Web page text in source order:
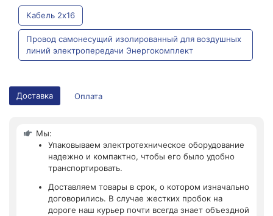
Кабель 2x16
Провод самонесущий изолированный для воздушных
линий электропередачи Энергокомплект
Доставка Оплата
Мы:
Упаковываем электротехническое оборудование
надежно и компактно, чтобы его было удобно
транспортировать.
Доставляем товары в срок, о котором изначально
договорились. В случае жестких пробок на
дороге наш курьер почти всегда знает объездной